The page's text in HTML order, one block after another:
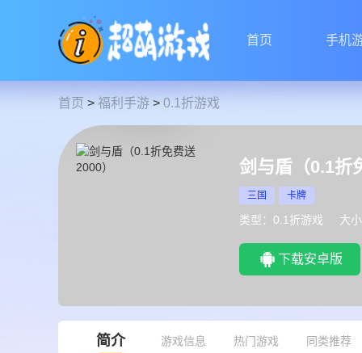
首页 手机
首页 > 福利手游 > 0.1折游戏
剑与盾（0.1折
三国 卡牌
类型：0.1折游戏 大
下载安卓版
简介 游戏信息 热门游戏 同类推荐